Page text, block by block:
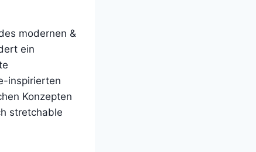
modernen &
ein
inspirierten
Konzepten
stretchable